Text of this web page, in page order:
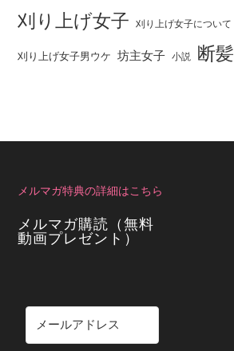
刈り上げ女子 刈り上げ女子について
刈り上げ女子男ウケ 坊主女子 小説 断髪
メルマガ特典の詳細はこちら
メルマガ購読（無料
動画プレゼント）